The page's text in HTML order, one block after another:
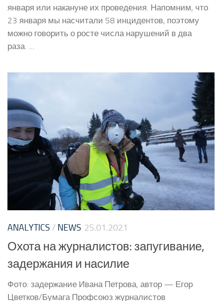
января или накануне их проведения. Напомним, что
23 января мы насчитали 58 инцидентов, поэтому
можно говорить о росте числа нарушений в два
раза. ...
ANALYTICS / NEWS 25.01.2021
Охота на журналистов: запугивание,
задержания и насилие
Фото: задержание Ивана Петрова, автор — Егор
Цветков/Бумага Профсоюз журналистов